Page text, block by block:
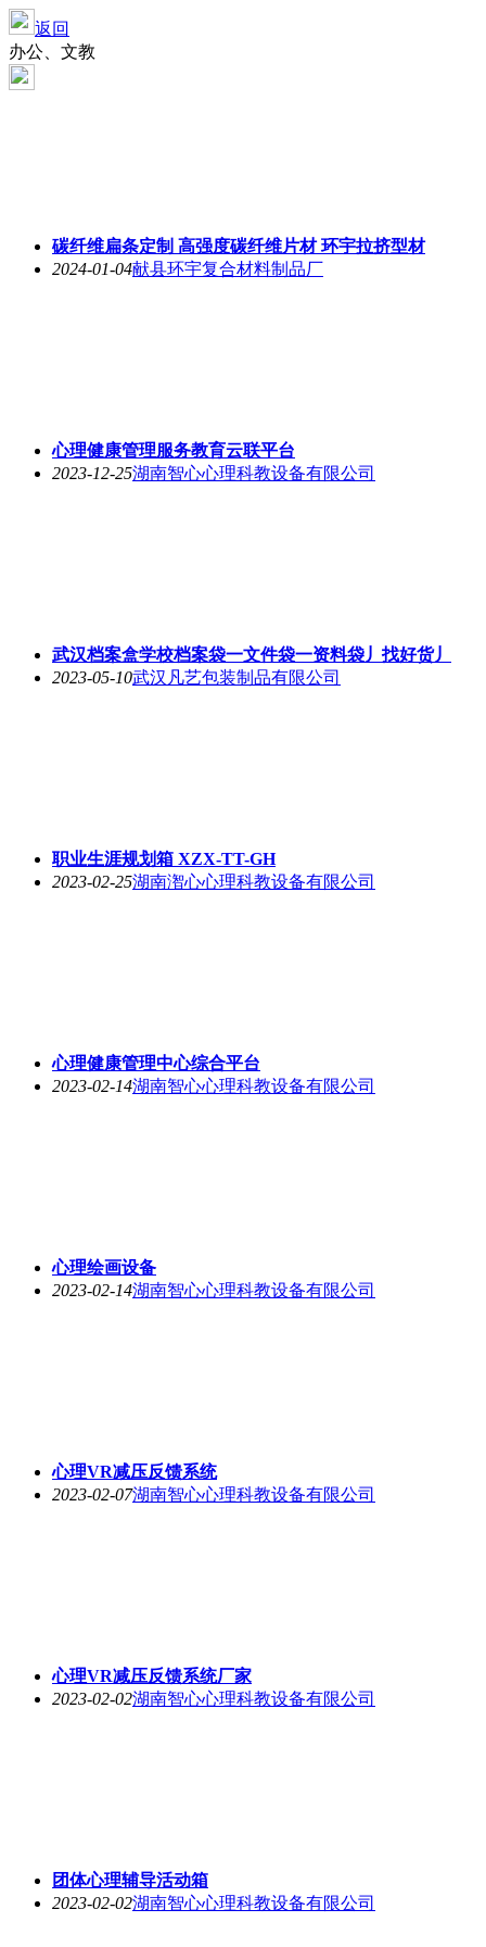
返回
办公、文教
碳纤维扁条定制 高强度碳纤维片材 环宇拉挤型材
2024-01-04献县环宇复合材料制品厂
心理健康管理服务教育云联平台
2023-12-25湖南智心心理科教设备有限公司
武汉档案盒学校档案袋一文件袋一资料袋丿找好货丿
2023-05-10武汉凡艺包装制品有限公司
职业生涯规划箱 XZX-TT-GH
2023-02-25湖南潪心心理科教设备有限公司
心理健康管理中心综合平台
2023-02-14湖南智心心理科教设备有限公司
心理绘画设备
2023-02-14湖南智心心理科教设备有限公司
心理VR减压反馈系统
2023-02-07湖南智心心理科教设备有限公司
心理VR减压反馈系统厂家
2023-02-02湖南智心心理科教设备有限公司
团体心理辅导活动箱
2023-02-02湖南智心心理科教设备有限公司